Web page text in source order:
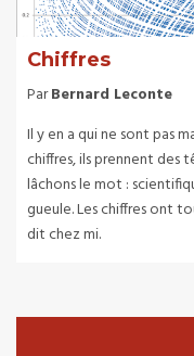
Chiffres
ParBernard Leconte
Il y en a qui ne sont pas
chiffres, ils prennent des
lâchons le mot :
gueule. Les chiffres ont
dit chez mi.